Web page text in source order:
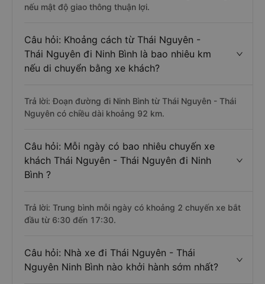
nếu mật độ giao thông thuận lợi.
Câu hỏi: Khoảng cách từ Thái Nguyên -
Thái Nguyên đi Ninh Bình là bao nhiêu km
nếu di chuyển bằng xe khách?
Trả lời: Đoạn đường đi Ninh Bình từ Thái Nguyên - Thái
Nguyên có chiều dài khoảng 92 km.
Câu hỏi: Mỗi ngày có bao nhiêu chuyến xe
khách Thái Nguyên - Thái Nguyên đi Ninh
Bình ?
Trả lời: Trung bình mỗi ngày có khoảng 2 chuyến xe bắt
đầu từ 6:30 đến 17:30.
Câu hỏi: Nhà xe đi Thái Nguyên - Thái
Nguyên Ninh Bình nào khởi hành sớm nhất?